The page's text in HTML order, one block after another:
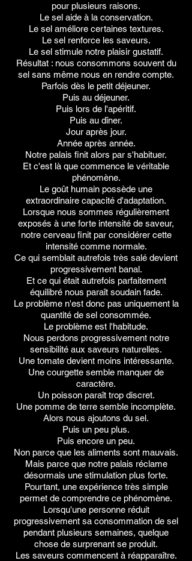
pour plusieurs raisons.
Le sel aide à la conservation.
Le sel améliore certaines textures.
Le sel renforce les saveurs.
Le sel stimule notre plaisir gustatif.
Résultat : nous consommons souvent du
sel sans même nous en rendre compte.
Parfois dès le petit déjeuner.
Puis au déjeuner.
Puis lors de l'apéritif.
Puis au dîner.
Jour après jour.
Année après année.
Notre palais finit alors par s'habituer.
Et c'est là que commence le véritable
phénomène.
Le goût humain possède une
extraordinaire capacité d'adaptation.
Lorsque nous sommes régulièrement
exposés à une forte intensité de saveur,
notre cerveau finit par considérer cette
intensité comme normale.
Ce qui semblait autrefois très salé devient
progressivement banal.
Et ce qui était autrefois parfaitement
équilibré nous paraît soudain fade.
Le problème n'est donc pas uniquement la
quantité de sel consommée.
Le problème est l'habitude.
Nous perdons progressivement notre
sensibilité aux saveurs naturelles.
Une tomate devient moins intéressante.
Une courgette semble manquer de
caractère.
Un poisson paraît trop discret.
Une pomme de terre semble incomplète.
Alors nous ajoutons du sel.
Puis un peu plus.
Puis encore un peu.
Non parce que les aliments sont mauvais.
Mais parce que notre palais réclame
désormais une stimulation plus forte.
Pourtant, une expérience très simple
permet de comprendre ce phénomène.
Lorsqu'une personne réduit
progressivement sa consommation de sel
pendant plusieurs semaines, quelque
chose de surprenant se produit.
Les saveurs commencent à réapparaître.